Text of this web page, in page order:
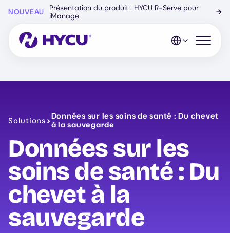
content
NOUVEAU
Présentation du produit : HYCU R-Serve pour
iManage
→
Open
Solutions >Données sur les soins de santé : Du chevet
à la sauvegarde
Données sur les
soins de santé : Du
chevet à la
sauvegarde